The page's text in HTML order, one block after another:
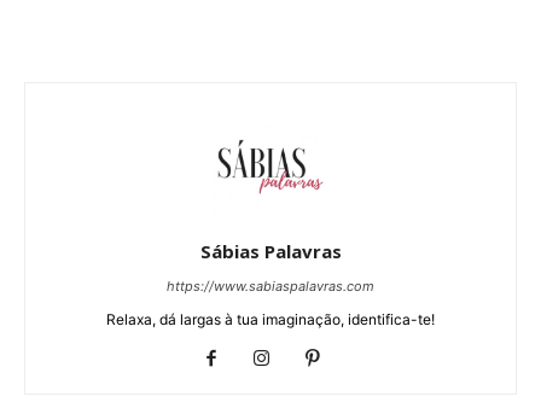
Sábias Palavras
https://www.sabiaspalavras.com
Relaxa, dá largas à tua imaginação, identifica-te!